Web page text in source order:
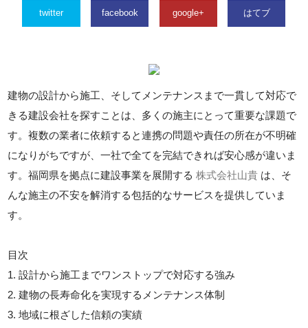
twitter facebook google+ はてブ
建物の設計から施工、そしてメンテナンスまで一貫して対応で
きる建設会社を探すことは、多くの施主にとって重要な課題で
す。複数の業者に依頼すると連携の問題や責任の所在が不明確
になりがちですが、一社で全てを完結できれば安心感が違いま
す。福岡県を拠点に建設事業を展開する株式会社山貴 は、そ
んな施主の不安を解消する包括的なサービスを提供していま
す。
目次
1. 設計から施工までワンストップで対応する強み
2. 建物の長寿命化を実現するメンテナンス体制
3. 地域に根ざした信頼の実績